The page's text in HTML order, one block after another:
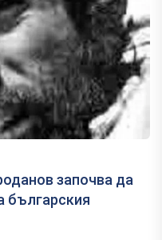
започва да
българския